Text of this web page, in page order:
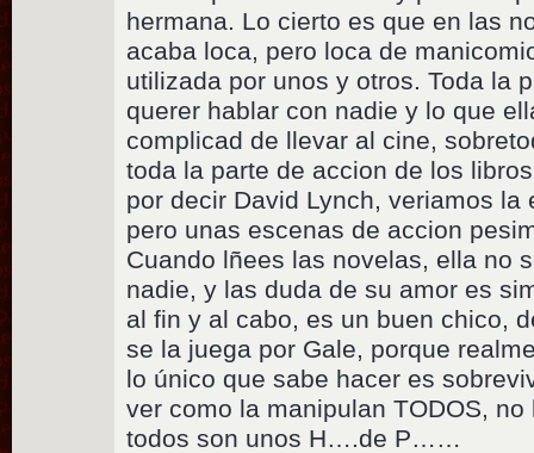
hermana. Lo cierto es que en las
acaba loca, pero loca de
utilizada por unos y otros. Toda la
querer hablar con nadie y lo que
complicad de llevar al cine,
toda la parte de accion de los
por decir David Lynch, veriamos la
pero unas escenas de accion
Cuando lñees las novelas, ella no
nadie, y las duda de su amor es
al fin y al cabo, es un buen chico,
se la juega por Gale, porque
lo único que sabe hacer es
ver como la manipulan TODOS,
todos son unos H….de P……